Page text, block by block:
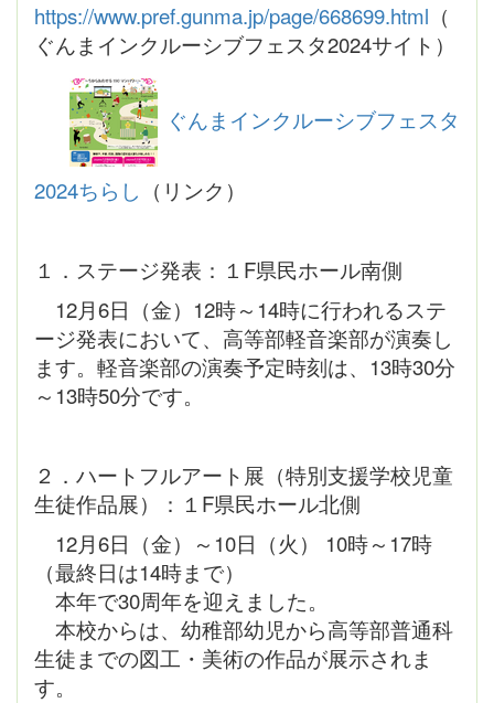
https://www.pref.gunma.jp/page/668699.html （
ぐんまインクルーシブフェスタ2024サイト）
ぐんまインクルーシブフェスタ
2024ちらし （リンク）
１．ステージ発表：１F県民ホール南側
12月6日（金）12時～14時に行われるステ
ージ発表において、高等部軽音楽部が演奏し
ます。軽音楽部の演奏予定時刻は、13時30分
～13時50分です。
２．ハートフルアート展（特別支援学校児童
生徒作品展）：１F県民ホール北側
12月6日（金）～10日（火） 10時～17時
（最終日は14時まで）
本年で30周年を迎えました。
本校からは、幼稚部幼児から高等部普通科
生徒までの図工・美術の作品が展示されま
す。